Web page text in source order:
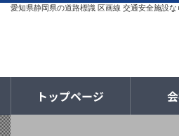
愛知県静岡県の道路標識 区画線 交通安全施設
トップページ